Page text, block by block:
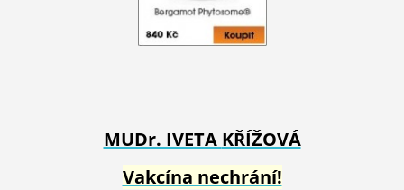
MUDr. IVETA KŘÍŽOVÁ
Vakcína nechrání!